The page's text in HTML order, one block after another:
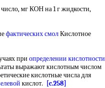
мг КОН на 1 г жидкости,
фактических смолКислотное
при определении кислотности
выражают кислотным числом
кислотные числа для
кислот.
[c.258]